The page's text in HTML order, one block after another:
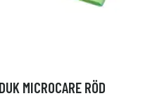
MICROCARE RÖD